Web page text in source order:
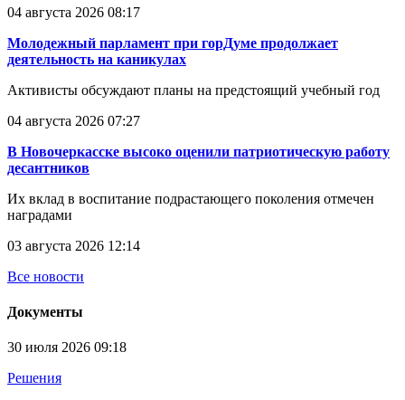
04 августа 2026 08:17
Молодежный парламент при горДуме продолжает
деятельность на каникулах
Активисты обсуждают планы на предстоящий учебный год
04 августа 2026 07:27
В Новочеркасске высоко оценили патриотическую работу
десантников
Их вклад в воспитание подрастающего поколения отмечен
наградами
03 августа 2026 12:14
Все новости
Документы
30 июля 2026 09:18
Решения